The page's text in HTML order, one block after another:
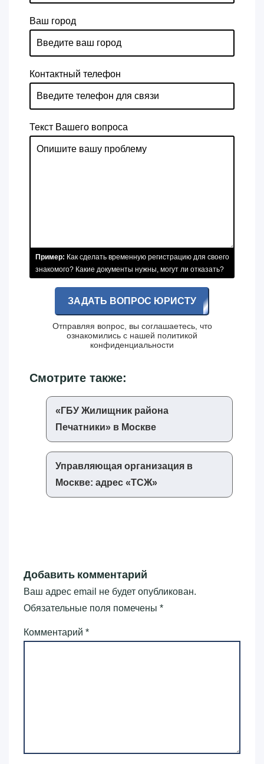
Ваш город
Контактный телефон
Текст Вашего вопроса
Пример: Как сделать временную регистрацию для своего
знакомого? Какие документы нужны, могут ли отказать?
ЗАДАТЬ ВОПРОС ЮРИСТУ
Отправляя вопрос, вы соглашаетесь, что
ознакомились с нашей политикой
конфиденциальности
Смотрите также:
«‎ГБУ Жилищник района
Печатники»‎ в Москве
Управляющая организация в
Москве: адрес «‎ТСЖ»‎
Добавить комментарий
Ваш адрес email не будет опубликован.
Обязательные поля помечены *
Комментарий *